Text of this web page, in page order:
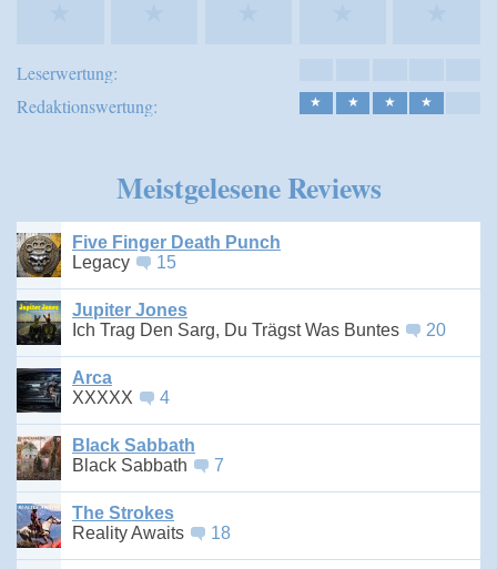
Leserwertung:
Redaktionswertung:
★ ★ ★ ★
Meistgelesene Reviews
Five Finger Death Punch
Legacy
15
Jupiter Jones
Ich Trag Den Sarg, Du Trägst Was Buntes
20
Arca
XXXXX
4
Black Sabbath
Black Sabbath
7
The Strokes
Reality Awaits
18